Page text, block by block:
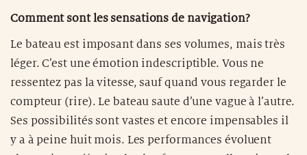
Comment sont les sensations de navigation?
Le bateau est imposant dans ses volumes, mais très
léger. C’est une émotion indescriptible. Vous ne
ressentez pas la vitesse, sauf quand vous regarder le
compteur (rire). Le bateau saute d’une vague à l’autre.
Ses possibilités sont vastes et encore impensables il
y a à peine huit mois. Les performances évoluent